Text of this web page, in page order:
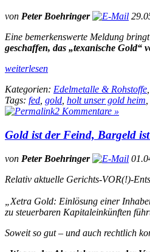
von Peter Boehringer
Eine bemerkenswerte Meldung bringt
geschaffen, das „texanische Gold“
weiterlesen
Kategorien: Edelmetalle & Rohstoffe
Tags: fed gold holt unser gold heim
2 Kommentare »
Gold ist der Feind, Bargeld
von Peter Boehringer
Relativ aktuelle Gerichts-VOR(!)-
„Xetra Gold: Einlösung einer
zu steuerbaren Kapitaleinkünften
Soweit so gut – und auch rechtlich